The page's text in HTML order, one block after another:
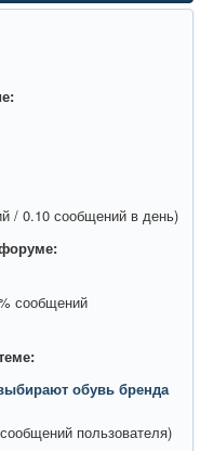
/ 0.10 сообщений в день)
сообщений
обувь бренда
пользователя)